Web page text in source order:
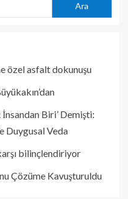
Ara
özel asfalt dokunuşu
Biri’ Demişti:
Duygusal Veda
bilinçlendiriyor
Çözüme Kavuşturuldu